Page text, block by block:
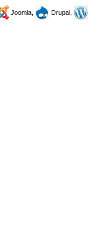
Joomla,
Drupal,